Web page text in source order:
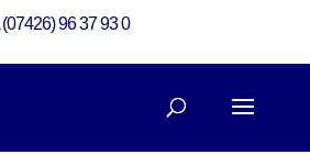
(07426) 96 37 93 0